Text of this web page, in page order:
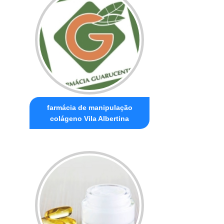
farmácia de manipulação
colágeno Vila Albertina